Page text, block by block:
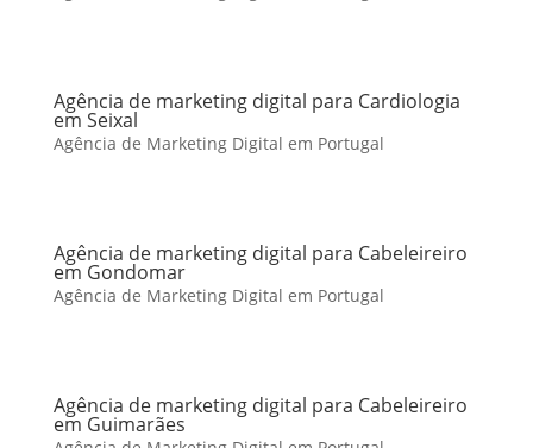
Agência de marketing digital para Cardiologia
em Seixal
Agência de Marketing Digital em Portugal
Agência de marketing digital para Cabeleireiro
em Gondomar
Agência de Marketing Digital em Portugal
Agência de marketing digital para Cabeleireiro
em Guimarães